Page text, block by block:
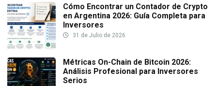
Cómo Encontrar un Contador de Crypto
en Argentina 2026: Guía Completa para
Inversores
31 de Julio de 2026
Métricas On-Chain de Bitcoin 2026:
Análisis Profesional para Inversores
Serios